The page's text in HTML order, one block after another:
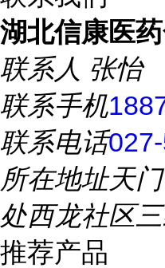
湖北信康医
联系人 张怡
联系手机
联系电话
所在地址天
处西龙社区
推荐产品